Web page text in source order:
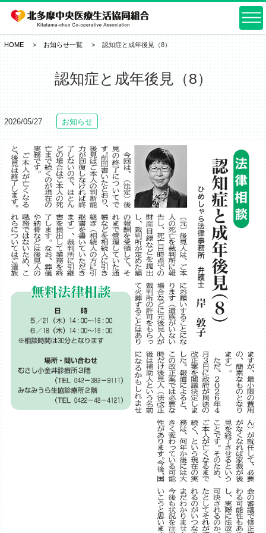
HOME お知らせ一覧 認知症と成年後見（8）
認知症と成年後見（8）
2026/05/27 お知らせ